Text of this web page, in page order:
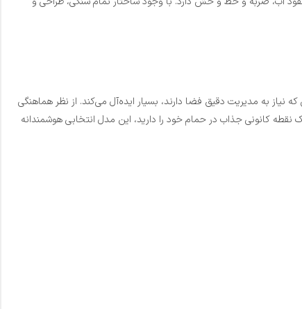
نیاز به مدیریت دقیق فضا دارند، بسیار ایده‌آل می‌کند. از نظر هماهنگی
کانونی جذاب در حمام خود را دارید، این مدل انتخابی هوشمندانه